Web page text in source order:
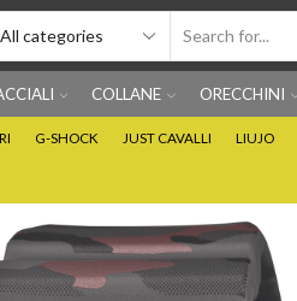
COLLANE ORECCHINI
G-SHOCK JUST CAVALLI LIUJO